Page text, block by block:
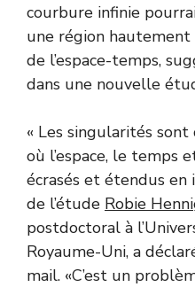
courbure infinie
une région
de l’espace-temps,
dans une nouvelle
« Les singularités sont
où l’espace, le temps
écrasés et étendus en
de l’étude Robie
postdoctoral à
Royaume-Uni, a
mail. «C’est un